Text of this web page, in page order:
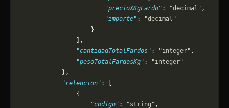
                        "precioXKgFardo"
: "decimal" ,
                        "importe"
:
"decimal"
                    }
                ],
                "cantidadTotalFardos"
: "integer" ,
                "pesoTotalFardosKg"
:
"integer"
            },
            "retencion"
: [
                {
                    "codigo"
: "string" ,